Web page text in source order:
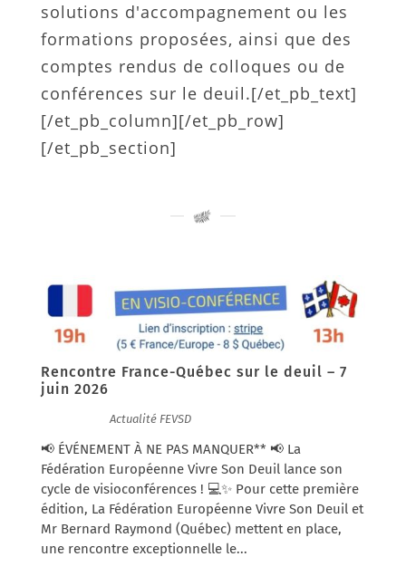
solutions d'accompagnement ou les
formations proposées, ainsi que des
comptes rendus de colloques ou de
conférences sur le deuil.[/et_pb_text]
[/et_pb_column][/et_pb_row]
[/et_pb_section]
Rencontre France-Québec sur le deuil – 7
juin 2026
|Actualité FEVSD
📢 ÉVÉNEMENT À NE PAS MANQUER** 📢 La
Fédération Européenne Vivre Son Deuil lance son
cycle de visioconférences ! 💻✨ Pour cette première
édition, La Fédération Européenne Vivre Son Deuil et
Mr Bernard Raymond (Québec) mettent en place,
une rencontre exceptionnelle le...